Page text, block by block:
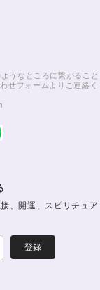
うなところに繋がること
せフォームよりご連絡く
、開運、スピリチュア
登録